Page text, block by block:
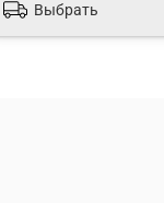
Выбрать